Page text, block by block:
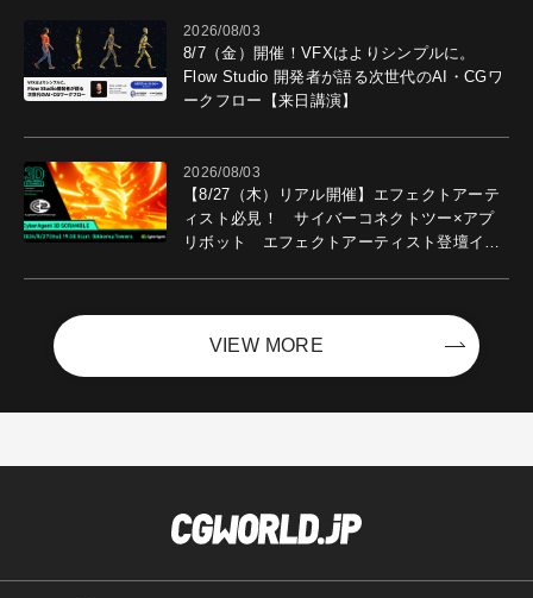
2026/08/03
8/7（金）開催！VFXはよりシンプルに。
Flow Studio 開発者が語る次世代のAI・CGワ
ークフロー【来日講演】
2026/08/03
【8/27（木）リアル開催】エフェクトアーテ
ィスト必見！ サイバーコネクトツー×アプ
リボット エフェクトアーティスト登壇イベ
VIEW MORE